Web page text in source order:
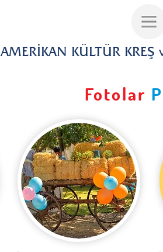
AMERİKAN KÜLTÜR
Fotolar